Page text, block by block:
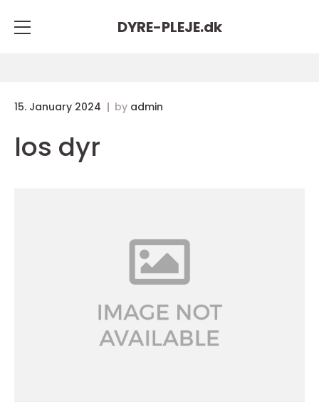
DYRE-PLEJE.dk
15. January 2024 by admin
los dyr